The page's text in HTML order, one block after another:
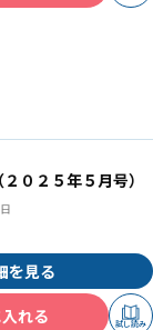
０２５年５月号）
を見る
れる
試し読み